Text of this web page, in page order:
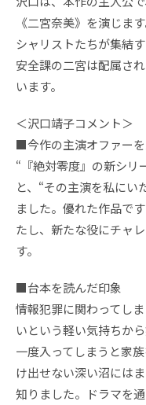
《二宮奈美》を演じま
シャリストたちが集結
安全課の二宮は配属さ
います。
＜沢口靖子コメント＞
■今作の主演オファー
“『絶対零度』の新シリ
と、“その主演を私にい
ました。優れた作品で
たし、新たな役にチャ
す。
■台本を読んだ印象
情報犯罪に関わってし
いという軽い気持ちか
一度入ってしまうと家
け出せない深い沼には
知りました。ドラマを